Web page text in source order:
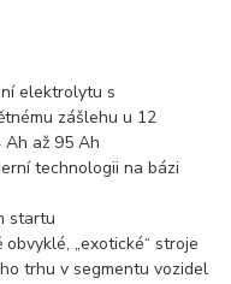
elektrolytu s
zášlehu u 12
až 95 Ah
technologii na bázi
startu
„exotické“ stroje
trhu v segmentu vozidel